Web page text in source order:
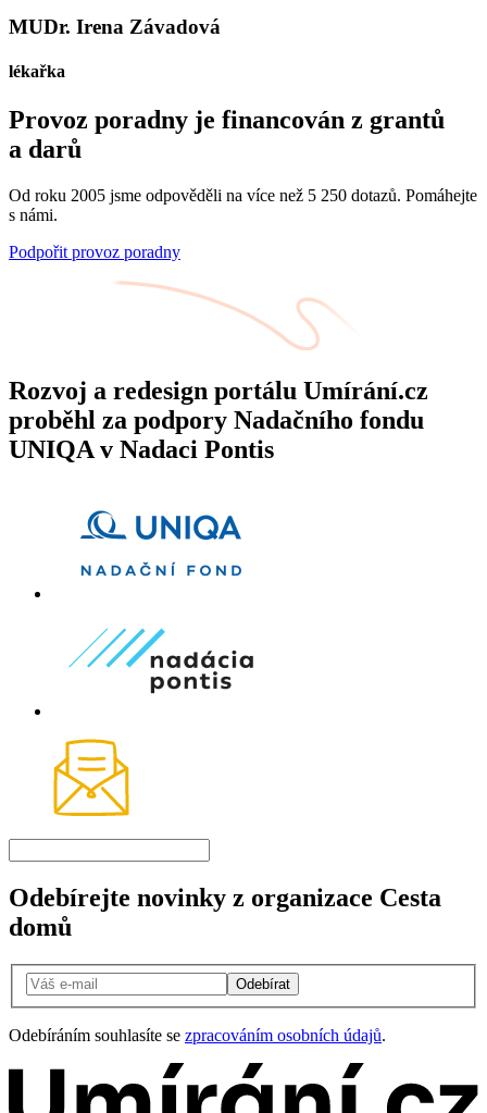
MUDr. Irena Závadová
lékařka
Provoz poradny je financován z grantů
a darů
Od roku 2005 jsme odpověděli na více než 5 250 dotazů. Pomáhejte
s námi.
Podpořit provoz poradny
Rozvoj a redesign portálu Umírání.cz
proběhl za podpory Nadačního fondu
UNIQA v Nadaci Pontis
Odebírejte novinky z organizace Cesta
domů
Odebírat
Odebíráním souhlasíte se zpracováním osobních údajů.